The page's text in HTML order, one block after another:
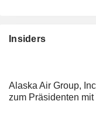
Insiders
Alaska Air Group,
zum Präsidenten